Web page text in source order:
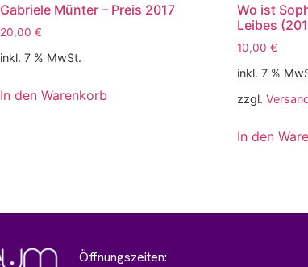
Gabriele Münter – Preis 2017
20,00 €
inkl. 7 % MwSt.
In den Warenkorb
Wo ist
Leibes
10,00€
inkl. 7 %
zzgl.
In den
Öffnungszeiten: